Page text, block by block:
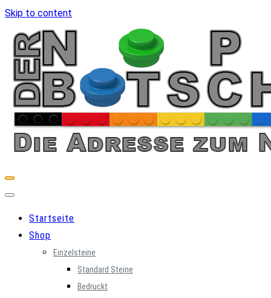
Skip to content
Startseite
Shop
Einzelsteine
Standard Steine
Bedruckt